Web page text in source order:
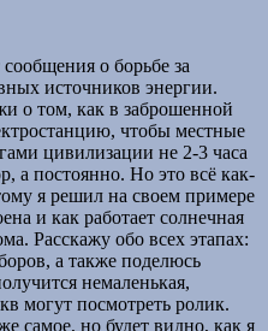
о борьбе за
источников энергии.
о том, как в заброшенной
чтобы местные
цивилизации не 2-3 часа
а постоянно. Но это всё как-
я решил на своем примере
и как работает солнечная
Расскажу обо всех этапах:
а также поделюсь
немаленькая,
могут посмотреть ролик.
самое, но будет видно, как я